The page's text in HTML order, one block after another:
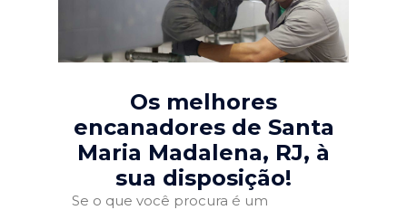
Os melhores
encanadores de Santa
Maria Madalena, RJ, à
sua disposição!
Se o que você procura é um